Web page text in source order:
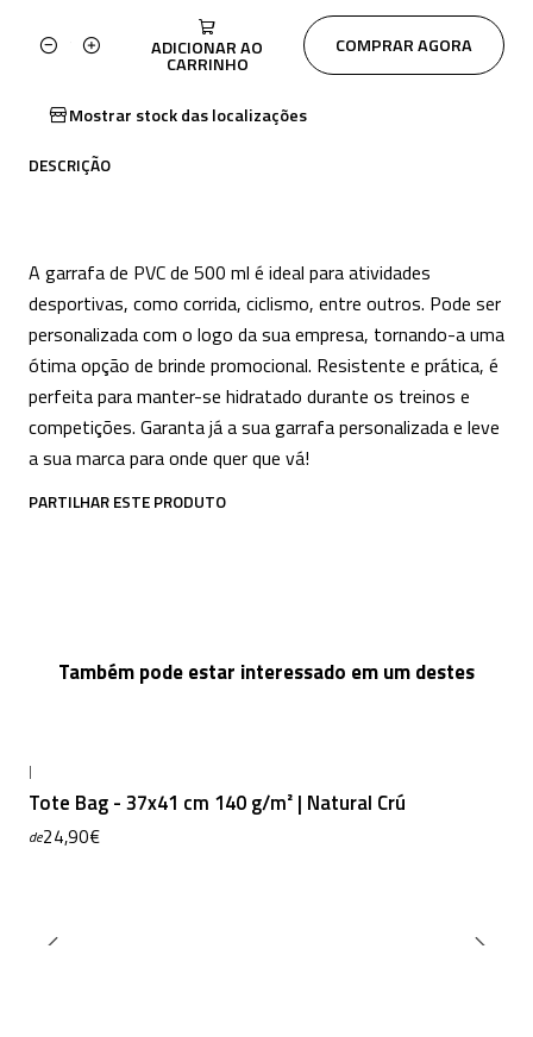
Quantidade ADICIONAR AO
CARRINHO
COMPRAR AGORA
Mostrar stock das localizações
DESCRIÇÃO
A garrafa de PVC de 500 ml é ideal para atividades
desportivas, como corrida, ciclismo, entre outros. Pode ser
personalizada com o logo da sua empresa, tornando-a uma
ótima opção de brinde promocional. Resistente e prática, é
perfeita para manter-se hidratado durante os treinos e
competições. Garanta já a sua garrafa personalizada e leve
a sua marca para onde quer que vá!
PARTILHAR ESTE PRODUTO
Também pode estar interessado em um destes
|
Tote Bag - 37x41 cm 140 g/m² | Natural Crú
de24,90€